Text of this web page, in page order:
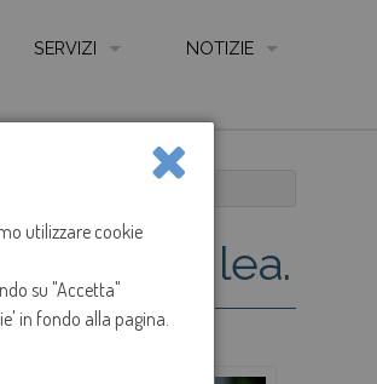
utilizzare cookie
su "Accetta"
in fondo alla pagina.
E CONTROLLO - CODICE ETICO
SERVIZI
AUTOLETTURA CONTATORE ONLINE
COME LEGGERE IL CONTATORE
REGOLAMENTO SERVIZIO IDRICO INTEGRATO
CONTATTI, UFFICI, SPORTELLI E ORARI
NOTIZIE
NEWS
a Silea.